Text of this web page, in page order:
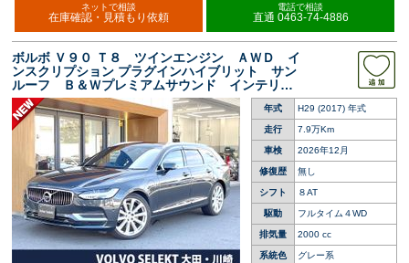
ネットで相談
在庫確認・見積もり依頼
電話で相談
直通 0463-74-4886
ボルボ Ｖ９０ Ｔ８ ツインエンジン ＡＷＤ イ
ンスクリプション プラグインハイブリット サン
ルーフ Ｂ＆Ｗプレミアムサウンド インテリセ
ーフ 衝突被害軽減ブレーキ ３６０°カメラ パ
イロットアシスト レーダークルーズ 純正９イ
ンチナビ マッサージ機能付きシート
年式 H29 (2017) 年式
走行 7.9万Km
車検 2026年12月
修復歴 無し
シフト ８AT
駆動 フルタイム４WD
排気量 2000 cc
系統色 グレー系